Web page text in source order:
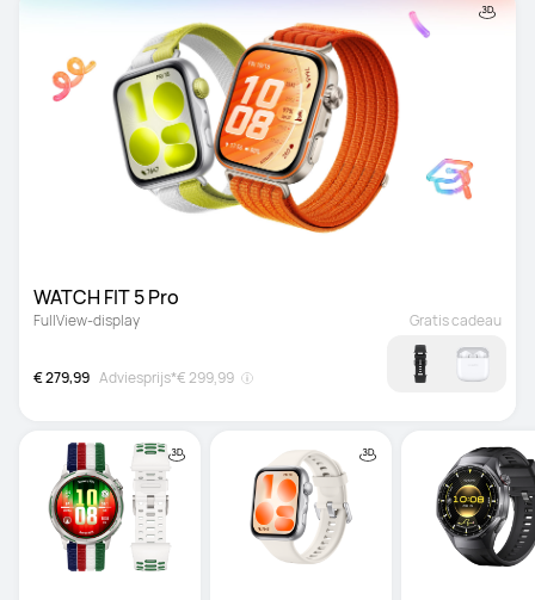
WATCH FIT 5 Pro
FullView-display
€ 279,99 Adviesprijs*€ 299,99
Gratis cadeau